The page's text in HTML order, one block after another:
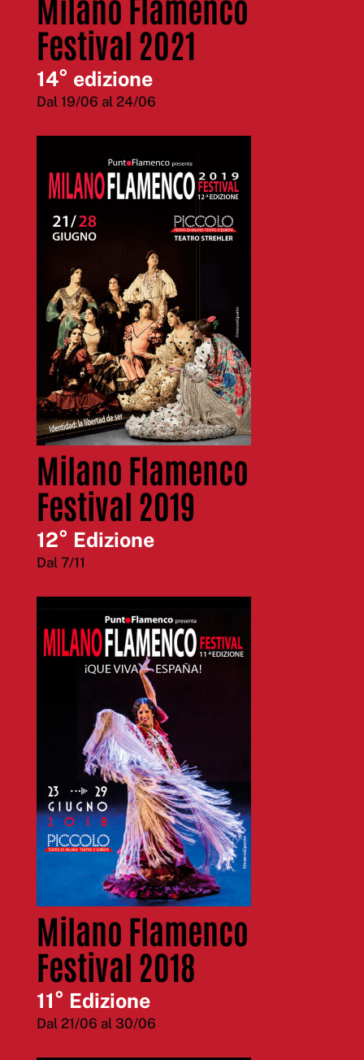
Festival 2021
14° edizione
Dal 19/06 al 24/06
Milano Flamenco
Festival 2019
12° Edizione
Dal 7/11
Milano Flamenco
Festival 2018
11° Edizione
Dal 21/06 al 30/06